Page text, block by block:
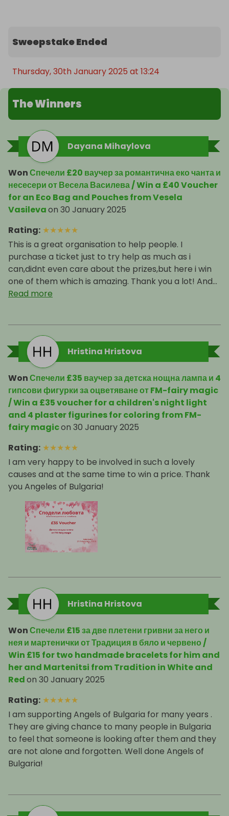
Sweepstake Ended
Thursday, 30th January 2025 at 13:24
The Winners
Dayana Mihaylova
WonСпечели £20 ваучер за романтична еко чанта и
несесери от Весела Василева / Win a £40 Voucher
for an Eco Bag and Pouches from Vesela
Vasilevaon 30 January 2025
Rating: ★★★★★
This is a great organisation to help people. I
purchase a ticket just to try help as much as i
can,didnt even care about the prizes,but here i win
one of them which is amazing. Thank you a lot! And...
Read more
Hristina Hristova
WonСпечели £35 ваучер за детска нощна лампа и 4
гипсови фигурки за оцветяване от FM-fairy magic
/ Win a £35 voucher for a children's night light
and 4 plaster figurines for coloring from FM-
fairy magicon 30 January 2025
Rating: ★★★★★
I am very happy to be involved in such a lovely
causes and at the same time to win a price. Thank
you Angeles of Bulgaria!
Hristina Hristova
WonСпечели £15 за две плетени гривни за него и
нея и мартенички от Традиция в бяло и червено /
Win £15 for two handmade bracelets for him and
her and Martenitsi from Tradition in White and
Redon 30 January 2025
Rating: ★★★★★
I am supporting Angels of Bulgaria for many years .
They are giving chance to many people in Bulgaria
to feel that someone is looking after them and they
are not alone and forgotten. Well done Angels of
Bulgaria!